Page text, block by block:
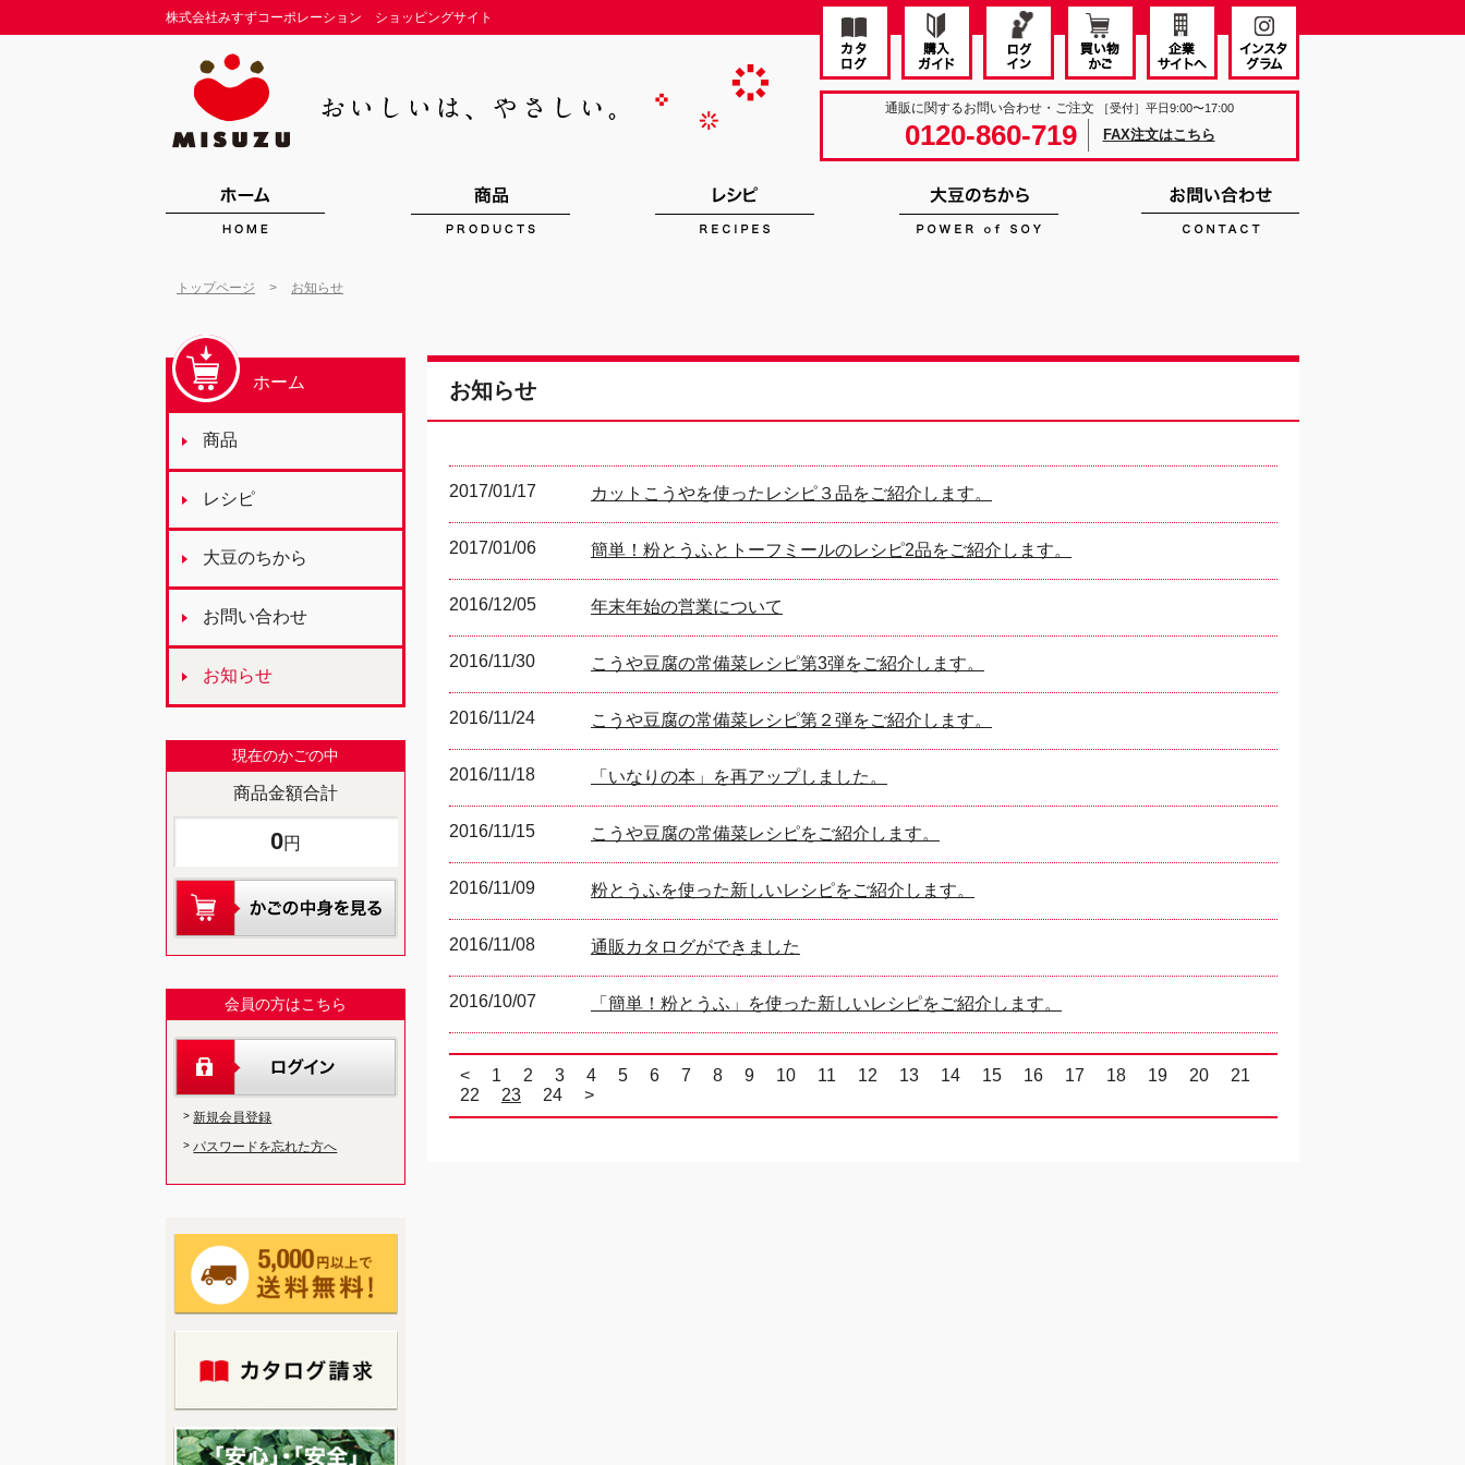
株式会社みすずコーポレーション ショッピングサイト
通販に関するお問い合わせ・ご注文 ［受付］平日9:00〜17:00
0120-860-719 FAX注文はこちら
トップページ > お知らせ
お知らせ
2017/01/17 カットこうやを使ったレシピ３品をご紹介します。
2017/01/06 簡単！粉とうふとトーフミールのレシピ2品をご紹介します。
2016/12/05 年末年始の営業について
2016/11/30 こうや豆腐の常備菜レシピ第3弾をご紹介します。
2016/11/24 こうや豆腐の常備菜レシピ第２弾をご紹介します。
2016/11/18 「いなりの本」を再アップしました。
2016/11/15 こうや豆腐の常備菜レシピをご紹介します。
2016/11/09 粉とうふを使った新しいレシピをご紹介します。
2016/11/08 通販カタログができました
2016/10/07 「簡単！粉とうふ」を使った新しいレシピをご紹介します。
< 1 2 3 4 5 6 7 8 9 10 11 12 13 14 15 16 17 18 19 20
21
22
23 24 >
ホーム
商品
レシピ
大豆のちから
お問い合わせ
お知らせ
現在のかごの中
商品金額合計
0円
会員の方はこちら
新規会員登録
パスワードを忘れた方へ